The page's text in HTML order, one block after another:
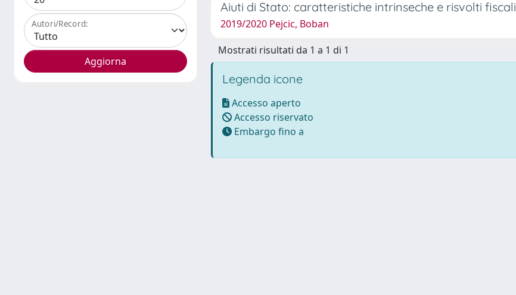
Autori/Record:
Aiuti di Stato: caratteristiche intrinseche e risvolti fiscali
2019/2020 Pejcic, Boban
Mostrati risultati da 1 a 1 di 1
Legenda icone
Accesso aperto
Accesso riservato
Embargo fino a